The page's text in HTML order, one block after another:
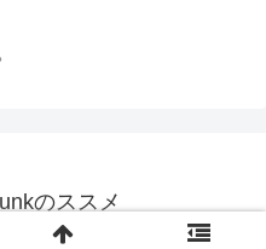
のススメ
Funkのススメ.